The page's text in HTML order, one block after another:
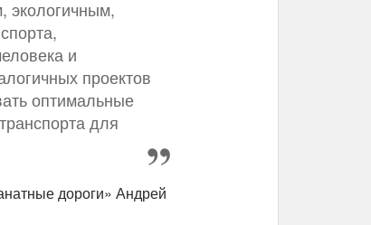
экологичным,
и
проектов
оптимальные
для
дороги» Андрей